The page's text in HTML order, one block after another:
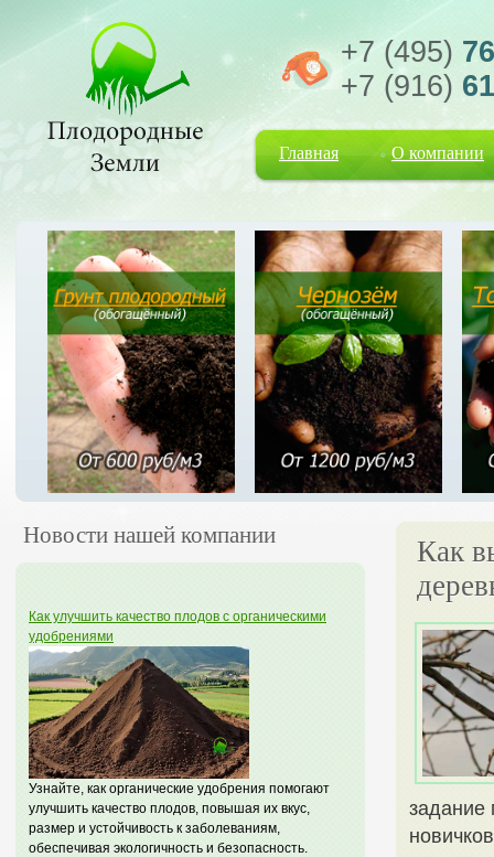
+7 (495)
+7 (916)
Главная О компании
Новости нашей компании
Как улучшить качество плодов с органическими
удобрениями
Узнайте, как органические удобрения помогают
улучшить качество плодов, повышая их вкус,
размер и устойчивость к заболеваниям,
обеспечивая экологичность и безопасность.
Как
задание